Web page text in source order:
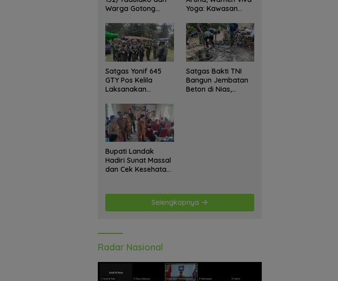
Warga Gotong
Gedung Juang Palu
Yoga: Kawasan
Sukses Ekspor
Rajungan Ke Pasar
Global
Satgas Yonif 645
GTY Pos Kelila
Laksanakan
Anjangsana
Ketempat Tokoh
Adat dan Lurah
Satgas Bakti TNI
Bangun Jembatan
Beton di Nias,
Bupati Landak
Hadiri Sunat Massal
dan Cek Kesehatan
Kegiatan
Selengkapnya
Radar Nasional